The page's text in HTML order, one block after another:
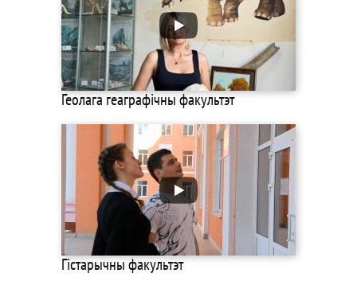
Геолага геаграфічны факультэт
Гістарычны факультэт